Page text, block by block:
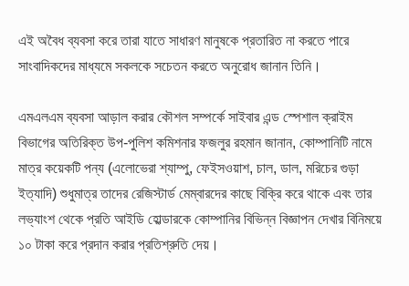
এই অবৈধ ব্যবসা করে তারা যাতে সাধারণ মানুষকে প্রতারিত না করতে পারে
সাংবাদিকদের মাধ্যমে সকলকে সচেতন করতে অনুরোধ জানান তিনি।
এমএলএম ব্যবসা আড়াল করার কৌশল সম্পর্কে সাইবার এন্ড স্পেশাল ক্রাইম
বিভাগের অতিরিক্ত উপ-পুলিশ কমিশনার ফজলুর রহমান জানান, কোম্পানিটি নামে
মাত্র কয়েকটি পন্য (এলোভেরা শ্যাম্পু, ফেইসওয়াশ, চাল, ডাল, মরিচের গুড়া
ইত্যাদি) শুধুমাত্র তাদের রেজিস্টার্ড মেম্বারদের কাছে বিক্রি করে থাকে এবং তার
লভ্যাংশ থেকে প্রতি আইডি হোল্ডারকে কোম্পানির বিভিন্ন বিজ্ঞাপন দেখার বিনিময়ে
১০ টাকা করে প্রদান করার প্রতিশ্রুতি দেয়।